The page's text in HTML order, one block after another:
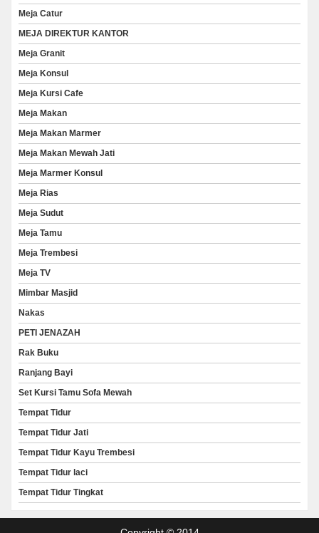
Meja Catur
MEJA DIREKTUR KANTOR
Meja Granit
Meja Konsul
Meja Kursi Cafe
Meja Makan
Meja Makan Marmer
Meja Makan Mewah Jati
Meja Marmer Konsul
Meja Rias
Meja Sudut
Meja Tamu
Meja Trembesi
Meja TV
Mimbar Masjid
Nakas
PETI JENAZAH
Rak Buku
Ranjang Bayi
Set Kursi Tamu Sofa Mewah
Tempat Tidur
Tempat Tidur Jati
Tempat Tidur Kayu Trembesi
Tempat Tidur laci
Tempat Tidur Tingkat